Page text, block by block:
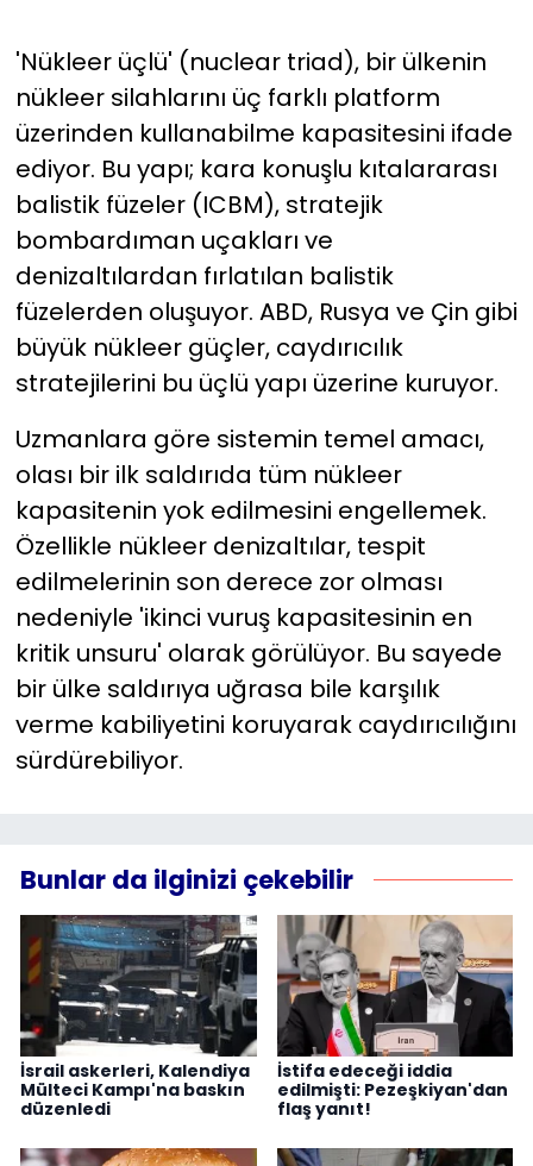
'Nükleer üçlü' (nuclear triad), bir ülkenin
nükleer silahlarını üç farklı platform
üzerinden kullanabilme kapasitesini ifade
ediyor. Bu yapı; kara konuşlu kıtalararası
balistik füzeler (ICBM), stratejik
bombardıman uçakları ve
denizaltılardan fırlatılan balistik
füzelerden oluşuyor. ABD, Rusya ve Çin gibi
büyük nükleer güçler, caydırıcılık
stratejilerini bu üçlü yapı üzerine kuruyor.
Uzmanlara göre sistemin temel amacı,
olası bir ilk saldırıda tüm nükleer
kapasitenin yok edilmesini engellemek.
Özellikle nükleer denizaltılar, tespit
edilmelerinin son derece zor olması
nedeniyle 'ikinci vuruş kapasitesinin en
kritik unsuru' olarak görülüyor. Bu sayede
bir ülke saldırıya uğrasa bile karşılık
verme kabiliyetini koruyarak caydırıcılığını
sürdürebiliyor.
Bunlar da ilginizi çekebilir
İsrail askerleri, Kalendiya
Mülteci Kampı'na baskın
düzenledi
İstifa edeceği iddia
edilmişti: Pezeşkiyan'dan
flaş yanıt!